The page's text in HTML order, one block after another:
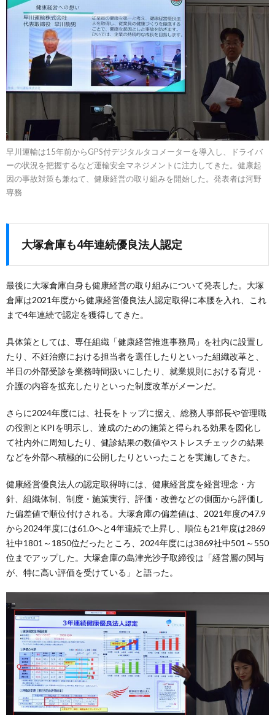
早川運輸は15年前からGPS付デジタルタコメーターを導入し、ドライバ
ーの状況を把握するなど運輸安全マネジメントに注力してきた。健康起
因の事故対策も兼ねて、健康経営の取り組みを開始した。発表者は河野
専務
大塚倉庫も4年連続優良法人認定
最後に大塚倉庫自身も健康経営の取り組みについて発表した。大塚
倉庫は2021年度から健康経営優良法人認定取得に本腰を入れ、これ
まで4年連続で認定を獲得してきた。
具体策としては、専任組織「健康経営推進事務局」を社内に設置し
たり、不妊治療における担当者を選任したりといった組織改革と、
半日の外部受診を業務時間扱いにしたり、就業規則における育児・
介護の内容を拡充したりといった制度改革がメーンだ。
さらに2024年度には、社長をトップに据え、総務人事部長や管理職
の役割とKPIを明示し、達成のための施策と得られる効果を図化し
て社内外に周知したり、健診結果の数値やストレスチェックの結果
などを外部へ積極的に公開したりといったことを実施してきた。
健康経営優良法人の認定取得時には、健康経営度を経営理念・方
針、組織体制、制度・施策実行、評価・改善などの側面から評価し
た偏差値で順位付けされる。大塚倉庫の偏差値は、2021年度の47.9
から2024年度には61.0へと4年連続で上昇し、順位も21年度は2869
社中1801～1850位だったところ、2024年度には3869社中501～550
位までアップした。大塚倉庫の島津光沙子取締役は「経営層の関与
が、特に高い評価を受けている」と語った。